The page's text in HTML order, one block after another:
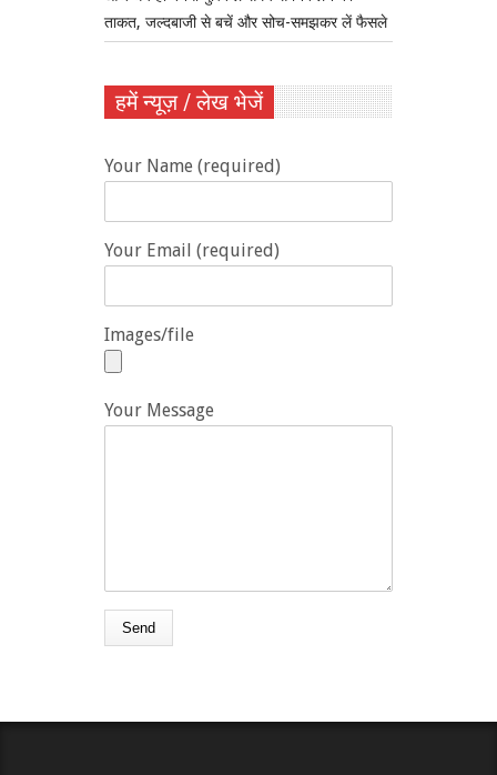
ताकत, जल्दबाजी से बचें और सोच-समझकर लें फैसले
हमें न्यूज़ / लेख भेजें
Your Name (required)
Your Email (required)
Images/file
Your Message